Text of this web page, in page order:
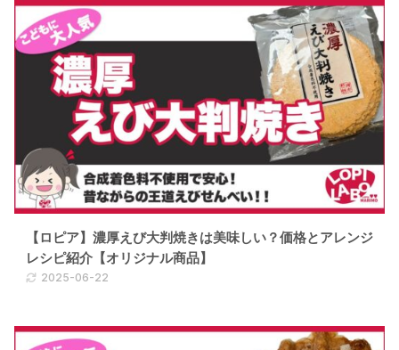
【ロピア】濃厚えび大判焼きは美味しい？価格とアレンジ
レシピ紹介【オリジナル商品】
2025-06-22